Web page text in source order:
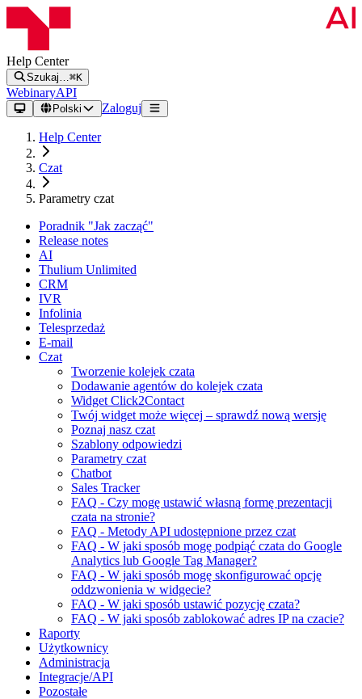
Help Center
Szukaj… ⌘K
WebinaryAPI
Polski Zaloguj
Help Center
Czat
Parametry czat
Poradnik "Jak zacząć"
Release notes
AI
Thulium Unlimited
CRM
IVR
Infolinia
Telesprzedaż
E-mail
Czat
Tworzenie kolejek czata
Dodawanie agentów do kolejek czata
Widget Click2Contact
Twój widget może więcej – sprawdź nową wersję
Poznaj nasz czat
Szablony odpowiedzi
Parametry czat
Chatbot
Sales Tracker
FAQ - Czy mogę ustawić własną formę prezentacji
czata na stronie?
FAQ - Metody API udostępnione przez czat
FAQ - W jaki sposób mogę podpiąć czata do Google
Analytics lub Google Tag Manager?
FAQ - W jaki sposób mogę skonfigurować opcję
oddzwonienia w widgecie?
FAQ - W jaki sposób ustawić pozycję czata?
FAQ - W jaki sposób zablokować adres IP na czacie?
Raporty
Użytkownicy
Administracja
Integracje/API
Pozostałe